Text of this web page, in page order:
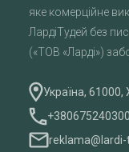
яке комерційне
ЛардіТудей без
(«ТОВ «Ларді»)
Україна, 61000,
+380675240300